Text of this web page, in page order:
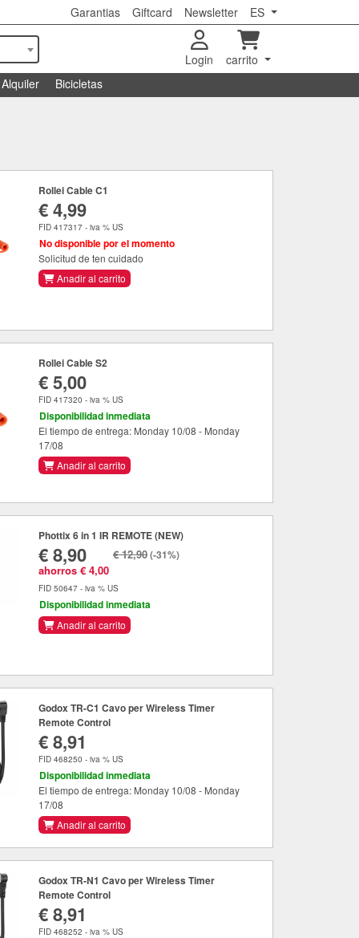
Garantias Giftcard Newsletter ES
Login
carrito
Alquiler Bicicletas
Rollei Cable C1
€ 4,99
FID 417317 - iva % US
No disponible por el momento
Solicitud de ten cuidado
Anadir al carrito
Rollei Cable S2
€ 5,00
FID 417320 - iva % US
Disponibilidad inmediata
El tiempo de entrega: Monday 10/08 - Monday
17/08
Anadir al carrito
Phottix 6 in 1 IR REMOTE (NEW)
€ 8,90
ahorros € 4,00
€ 12,90(-31%)
FID 50647 - iva % US
Disponibilidad inmediata
Anadir al carrito
Godox TR-C1 Cavo per Wireless Timer
Remote Control
€ 8,91
FID 468250 - iva % US
Disponibilidad inmediata
El tiempo de entrega: Monday 10/08 - Monday
17/08
Anadir al carrito
Godox TR-N1 Cavo per Wireless Timer
Remote Control
€ 8,91
FID 468252 - iva % US